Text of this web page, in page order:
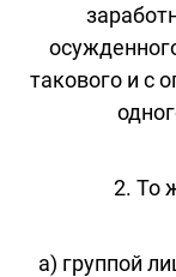
такового и с
2. То
а) группой